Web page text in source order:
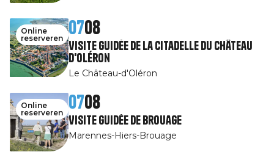
Online
reserveren
0708
Visite guidée de la Citadelle du Château
d'Oléron
Le Château-d'Oléron
Online
reserveren
0708
Visite guidée de Brouage
Marennes-Hiers-Brouage